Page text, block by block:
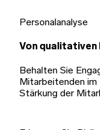
Personalanalyse
Von qualitativen
Behalten Sie
Mitarbeitenden im
Stärkung der